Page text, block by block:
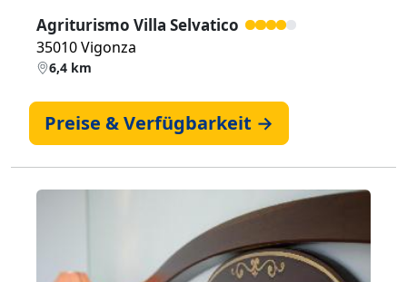
Agriturismo Villa Selvatico
35010 Vigonza
6,4 km
Preise & Verfügbarkeit →